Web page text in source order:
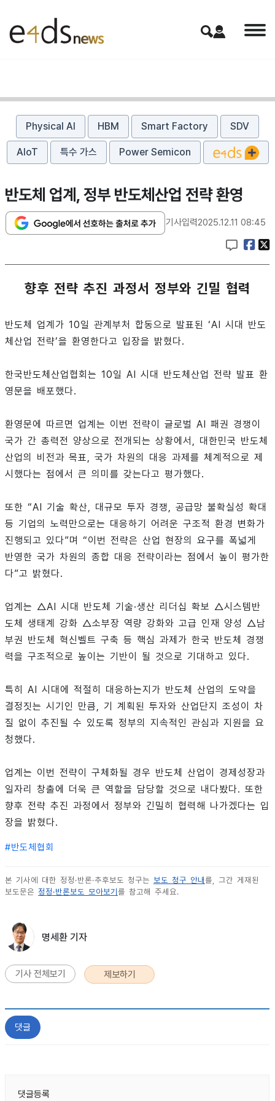
Physical AI HBM Smart Factory SDV
AIoT 특수 가스 Power Semicon
반도체 업계, 정부 반도체산업 전략 환영
기사입력2025.12.11 08:45
향후 전략 추진 과정서 정부와 긴밀 협력
반도체 업계가 10일 관계부처 합동으로 발표된 ‘AI 시대 반도
체산업 전략’을 환영한다고 입장을 밝혔다.
한국반도체산업협회는 10일 AI 시대 반도체산업 전략 발표 환
영문을 배포했다.
환영문에 따르면 업계는 이번 전략이 글로벌 AI 패권 경쟁이
국가 간 총력전 양상으로 전개되는 상황에서, 대한민국 반도체
산업의 비전과 목표, 국가 차원의 대응 과제를 체계적으로 제
시했다는 점에서 큰 의미를 갖는다고 평가했다.
또한 “AI 기술 확산, 대규모 투자 경쟁, 공급망 불확실성 확대
등 기업의 노력만으로는 대응하기 어려운 구조적 환경 변화가
진행되고 있다”며 “이번 전략은 산업 현장의 요구를 폭넓게
반영한 국가 차원의 종합 대응 전략이라는 점에서 높이 평가한
다”고 밝혔다.
업계는 △AI 시대 반도체 기술·생산 리더십 확보 △시스템반
도체 생태계 강화 △소부장 역량 강화와 고급 인재 양성 △남
부권 반도체 혁신벨트 구축 등 핵심 과제가 한국 반도체 경쟁
력을 구조적으로 높이는 기반이 될 것으로 기대하고 있다.
특히 AI 시대에 적절히 대응하는지가 반도체 산업의 도약을
결정짓는 시기인 만큼, 기 계획된 투자와 산업단지 조성이 차
질 없이 추진될 수 있도록 정부의 지속적인 관심과 지원을 요
청했다.
업계는 이번 전략이 구체화될 경우 반도체 산업이 경제성장과
일자리 창출에 더욱 큰 역할을 담당할 것으로 내다봤다. 또한
향후 전략 추진 과정에서 정부와 긴밀히 협력해 나가겠다는 입
장을 밝혔다.
#반도체협회
본 기사에 대한 정정·반론·추후보도 청구는 보도 청구 안내 를, 그간 게재된
보도문은 정정·반론보도 모아보기 를 참고해 주세요.
명세환 기자
기사 전체보기 제보하기
댓글
댓글등록